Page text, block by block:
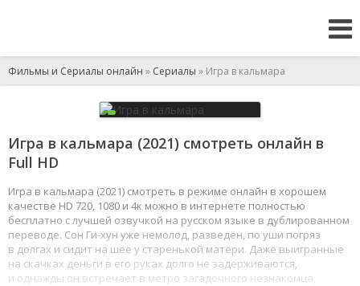
Фильмы и Сериалы онлайн » Сериалы » Игра в кальмара
Игра в кальмара (2021) смотреть онлайн в
Full HD
Игра в кальмара (2021) смотреть в режиме онлайн в хорошем
качестве HD 720, 1080 и 4к можно в интернете полностью
бесплатно с лучшей озвучкой на русском языке в дублированном
переводе. Сон Ги-хун уже немолод, разведён, по уши погряз
в долгах и сидит на шее у старенькой матери. Даже выигранные
на скачках деньги в его руках долго не задерживаются,
и однажды он встречает в метро загадочного незнакомца,